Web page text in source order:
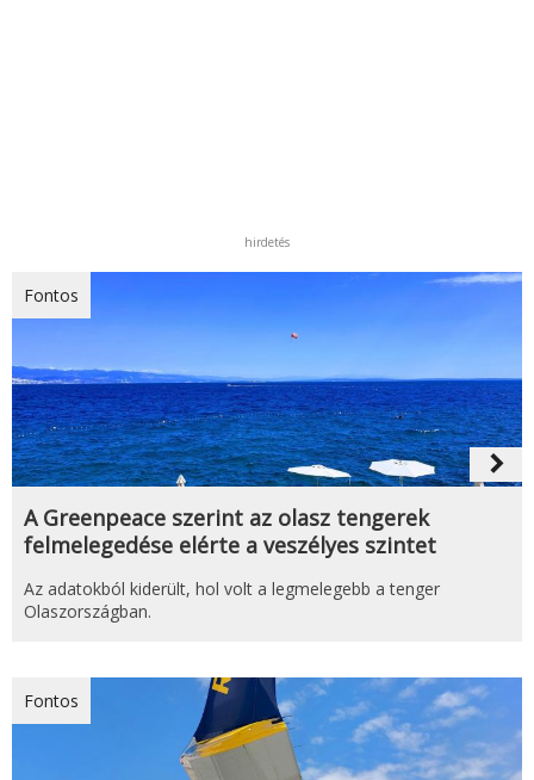
hirdetés
Fontos
navigate_next
A Greenpeace szerint az olasz tengerek
felmelegedése elérte a veszélyes szintet
Az adatokból kiderült, hol volt a legmelegebb a tenger
Olaszországban.
Fontos